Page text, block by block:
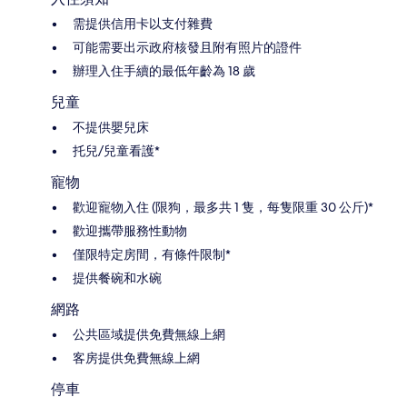
需提供信用卡以支付雜費
可能需要出示政府核發且附有照片的證件
辦理入住手續的最低年齡為 18 歲
兒童
不提供嬰兒床
托兒/兒童看護*
寵物
歡迎寵物入住 (限狗，最多共 1 隻，每隻限重 30 公斤)*
歡迎攜帶服務性動物
僅限特定房間，有條件限制*
提供餐碗和水碗
網路
公共區域提供免費無線上網
客房提供免費無線上網
停車